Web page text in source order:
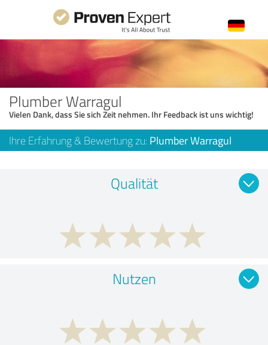
Plumber Warragul
Vielen Dank, dass Sie sich Zeit nehmen. Ihr Feedback ist uns wichtig!
Ihre Erfahrung & Bewertung zu: Plumber Warragul
Qualität
Nutzen